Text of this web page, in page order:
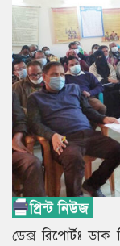
ডেক্স রিপোর্টঃ